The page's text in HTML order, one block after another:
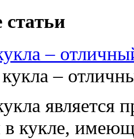
–
является
в кукле,